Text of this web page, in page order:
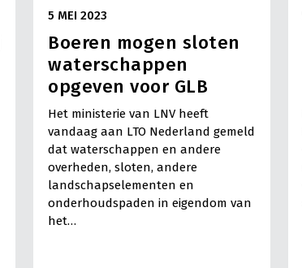
5 MEI 2023
Boeren mogen sloten
waterschappen
opgeven voor GLB
Het ministerie van LNV heeft
vandaag aan LTO Nederland gemeld
dat waterschappen en andere
overheden, sloten, andere
landschapselementen en
onderhoudspaden in eigendom van
het…